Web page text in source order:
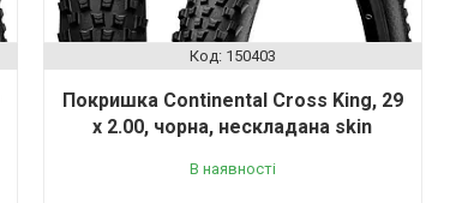
150403
Покришка Continental Cross King, 29
x 2.00, чорна, нескладана skin
В наявності